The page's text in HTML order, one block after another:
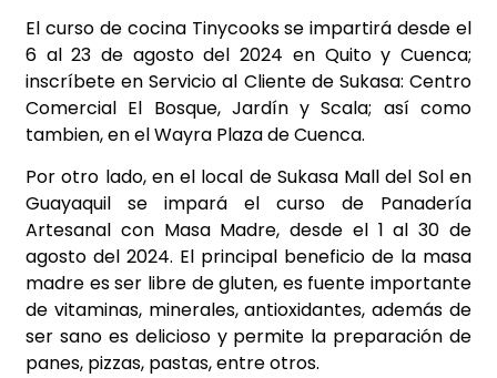
El curso de cocina Tinycooks se impartirá desde el
6 al 23 de agosto del 2024 en Quito y Cuenca;
inscríbete en Servicio al Cliente de Sukasa: Centro
Comercial El Bosque, Jardín y Scala; así como
tambien, en el Wayra Plaza de Cuenca.
Por otro lado, en el local de Sukasa Mall del Sol en
Guayaquil se impará el curso de Panadería
Artesanal con Masa Madre, desde el 1 al 30 de
agosto del 2024. El principal beneficio de la masa
madre es ser libre de gluten, es fuente importante
de vitaminas, minerales, antioxidantes, además de
ser sano es delicioso y permite la preparación de
panes, pizzas, pastas, entre otros.